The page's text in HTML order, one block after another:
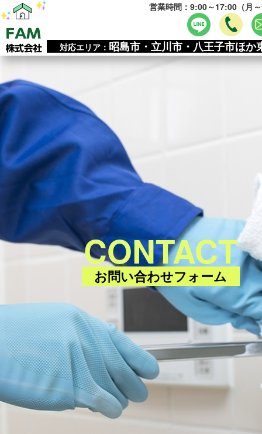
営業時間：9:00～17:00（月
対応エリア： 昭島市・立川市・八王子市ほか
CONTACT
お問い合わせフォーム